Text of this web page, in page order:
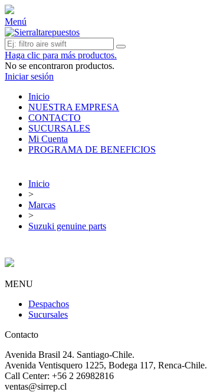
Menú
Haga clic para más productos.
No se encontraron productos.
Iniciar sesión
Inicio
NUESTRA EMPRESA
CONTACTO
SUCURSALES
Mi Cuenta
PROGRAMA DE BENEFICIOS
Inicio
>
Marcas
>
Suzuki genuine parts
MENU
Despachos
Sucursales
Contacto
Avenida Brasil 24. Santiago-Chile.
Avenida Ventisquero 1225, Bodega 117, Renca-Chile.
Call Center: +56 2 26982816
ventas@sirrep.cl